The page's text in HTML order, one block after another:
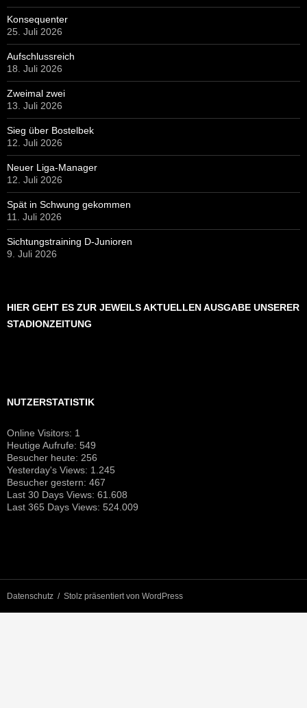
Konsequenter
25. Juli 2026
Aufschlussreich
18. Juli 2026
Zweimal zwei
13. Juli 2026
Sieg über Bostelbek
12. Juli 2026
Neuer Liga-Manager
12. Juli 2026
Spät in Schwung gekommen
11. Juli 2026
Sichtungstraining D-Junioren
9. Juli 2026
HIER GEHT ES ZUR JEWEILS AKTUELLEN AUSGABE UNSERER
STADIONZEITUNG
NUTZERSTATISTIK
Online Visitors: 1
Heutige Aufrufe: 549
Besucher heute: 256
Yesterday's Views: 1.245
Besucher gestern: 467
Last 30 Days Views: 61.608
Last 365 Days Views: 524.009
Datenschutz Stolz präsentiert von WordPress